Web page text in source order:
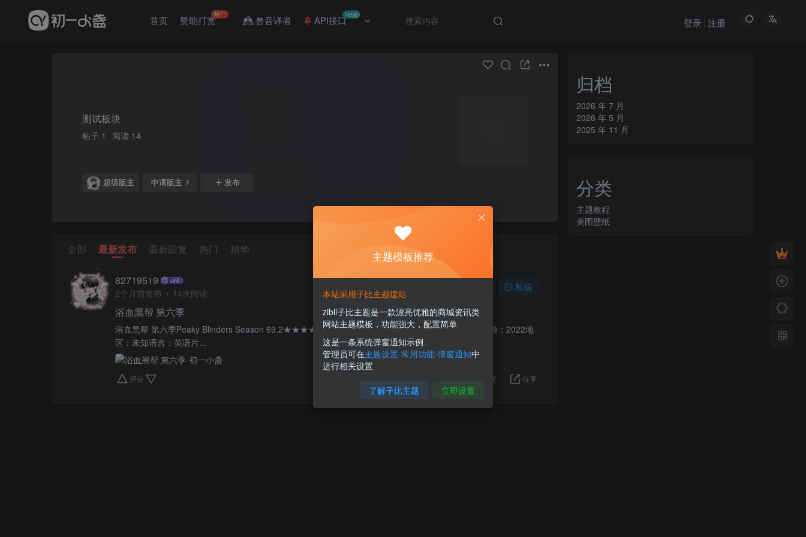
首页 赞助打赏热门 兽音译者 API接口New
登录 注册
测试板块
帖子 1 阅读 14
超级版主 申请版主 发布
全部 最新发布 最新回复 热门 精华
82719519
2个月前发布 14次阅读
私信
浴血黑帮 第六季
浴血黑帮 第六季Peaky Blinders Season 69.2★★★★★★★★★(49927人评价)类型：剧情、犯罪年份：2022地
区：未知语言：英语片...
评分 回复 分享
归档
2026 年 7 月
2026 年 5 月
2025 年 11 月
分类
主题教程
美图壁纸
主题模板推荐
本站采用子比主题建站
zibll子比主题是一款漂亮优雅的商城资讯类
网站主题模板，功能强大，配置简单
这是一条系统弹窗通知示例
管理员可在主题设置-常用功能-弹窗通知中
进行相关设置
了解子比主题 立即设置